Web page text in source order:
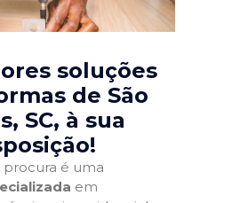
soluções
de São
SC, à sua
procura é uma
em